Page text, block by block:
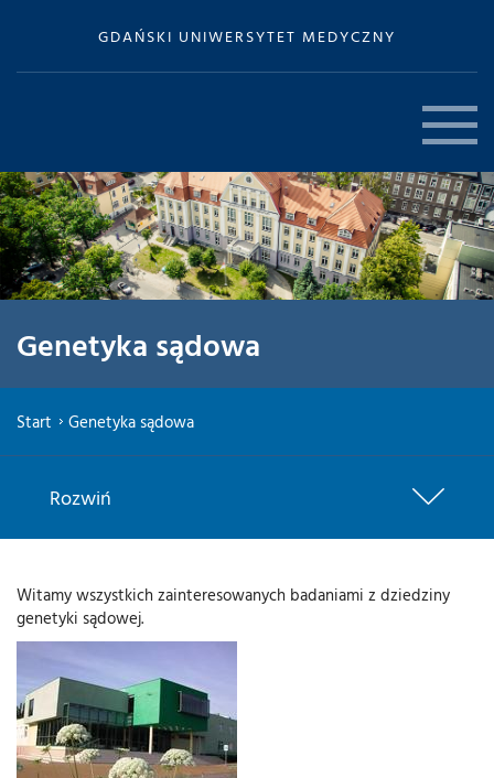
GDAŃSKI UNIWERSYTET MEDYCZNY
Genetyka sądowa
Start Genetyka sądowa
Rozwiń
Witamy wszystkich zainteresowanych badaniami z dziedziny
genetyki sądowej.